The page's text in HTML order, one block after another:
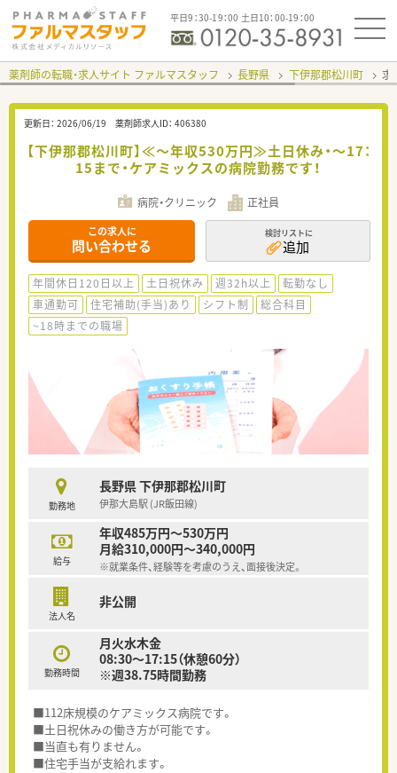
平日9：30-19：00 土日10：00-19：00
薬剤師の転職・求人サイト ファルマスタッフ 長野県 下伊那郡松川町 求
更新日： 2026/06/19 薬剤師求人ID： 406380
【下伊那郡松川町】≪～年収530万円≫土日休み・～17：
15まで・ケアミックスの病院勤務です！
病院・クリニック 正社員
この求人に
問い合わせる
検討リストに
追加
年間休日120日以上 土日祝休み 週32h以上
転勤なし
車通勤可
住宅補助(手当)あり シフト制
総合科目
~18時までの職場
勤務地
長野県 下伊那郡松川町
伊那大島駅 (JR飯田線)
給与
年収485万円～530万円
月給310,000円～340,000円
※就業条件、経験等を考慮のうえ、面接後決定。
法人名
非公開
勤務時間
月火水木金
08:30～17:15（休憩60分）
※週38.75時間勤務
■112床規模のケアミックス病院です。
■土日祝休みの働き方が可能です。
■当直も有りません。
■住宅手当が支給れます。